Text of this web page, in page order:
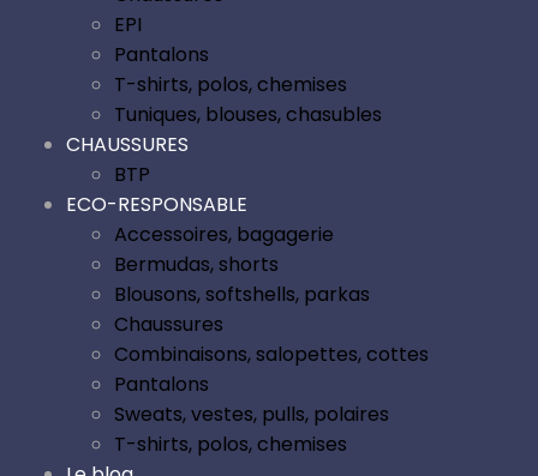
EPI
Pantalons
T-shirts, polos, chemises
Tuniques, blouses, chasubles
CHAUSSURES
BTP
ECO-RESPONSABLE
Accessoires, bagagerie
Bermudas, shorts
Blousons, softshells, parkas
Chaussures
Combinaisons, salopettes, cottes
Pantalons
Sweats, vestes, pulls, polaires
T-shirts, polos, chemises